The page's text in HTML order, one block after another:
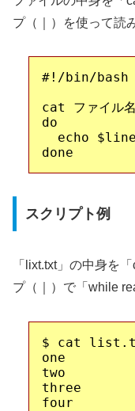
プ（｜）を使って読
#!/bin/bash
cat ファイ
do
  echo $line
スクリプト例
「lixt.txt」の中身を
プ（｜）で「while
$ cat
one
two
three
four